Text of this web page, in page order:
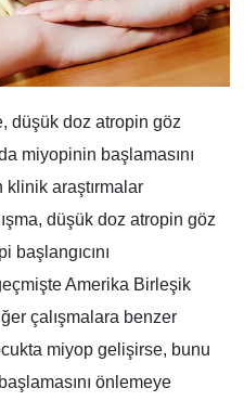
düşük doz atropin göz
miyopinin başlamasını
araştırmalar
düşük doz atropin göz
başlangıcını
Amerika Birleşik
çalışmalara benzer
miyop gelişirse, bunu
önlemeye